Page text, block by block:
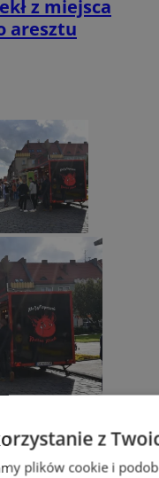
z miejsca
aresztu
w kwietniu!
z
plików cookie i